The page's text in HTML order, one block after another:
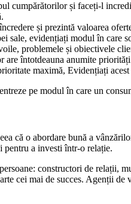
cumpărătorilor și faceți-l
și prezintă valoarea
sale, evidențiați modul în care
problemele și obiectivele
întotdeauna anumite
maximă, Evidențiați
pe modul în care un
că o abordare bună a
a investi într-o relație.
constructori de relații,
cei mai de succes. Agenții